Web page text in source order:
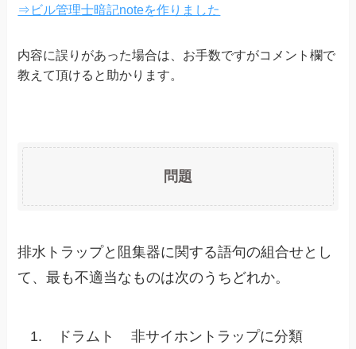
⇒ビル管理士暗記noteを作りました
内容に誤りがあった場合は、お手数ですがコメント欄で
教えて頂けると助かります。
問題
排水トラップと阻集器に関する語句の組合せとし
て、最も不適当なものは次のうちどれか。
1.
ドラムト
非サイホントラップに分類